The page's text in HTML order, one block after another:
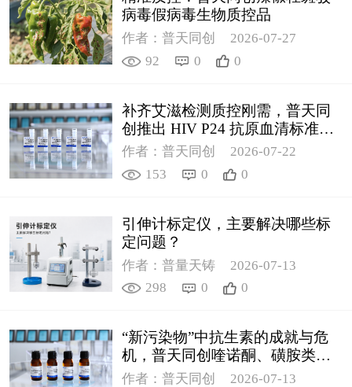
病毒假病毒生物质控品
作者：普天同创
2026-07-27
92
0 0
补齐艾滋检测质控刚需，普天同
创推出 HIV P24 抗原血清标准物
质
作者：普天同创
2026-07-22
153
0 0
引伸计标定仪，主要解决哪些标
定问题？
作者：普量天铸
2026-07-13
298
0 0
“新污染物”中抗生素的成就与危
机，普天同创喹诺酮、磺胺类质
控新品筑牢环境安全防线
作者：普天同创
2026-07-13